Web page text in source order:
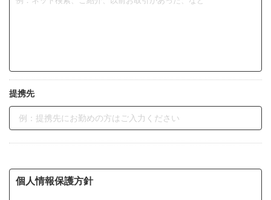
提携先
個人情報保護方針